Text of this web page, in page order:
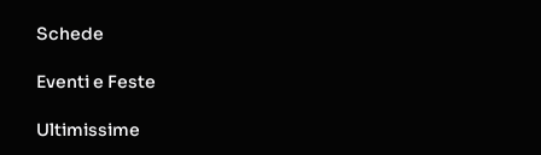
Schede
Eventi e Feste
Ultimissime